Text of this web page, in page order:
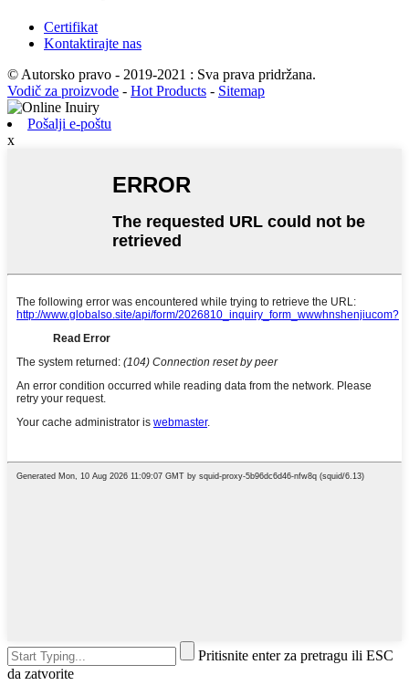
Certifikat
Kontaktirajte nas
© Autorsko pravo - 2019-2021 : Sva prava pridržana.
Vodič za proizvode - Hot Products - Sitemap
Pošalji e-poštu
x
Pritisnite enter za pretragu ili ESC
da zatvorite